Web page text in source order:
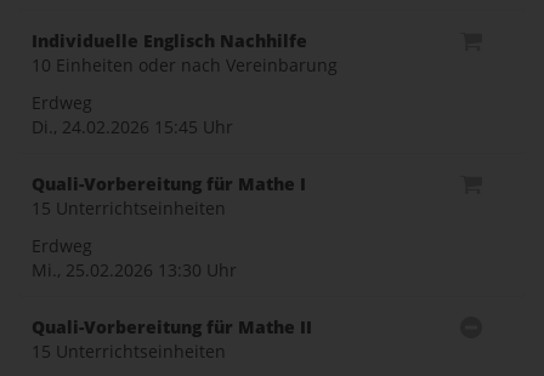
Individuelle Englisch Nachhilfe
10 Einheiten oder nach Vereinbarung
Erdweg
Di., 24.02.2026 15:45 Uhr
Quali-Vorbereitung für Mathe I
15 Unterrichtseinheiten
Erdweg
Mi., 25.02.2026 13:30 Uhr
Quali-Vorbereitung für Mathe II
15 Unterrichtseinheiten